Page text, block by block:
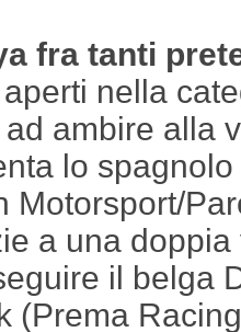
fra tanti
nella
ambire alla
lo
Motorsport/
a una
il belga
(Prema